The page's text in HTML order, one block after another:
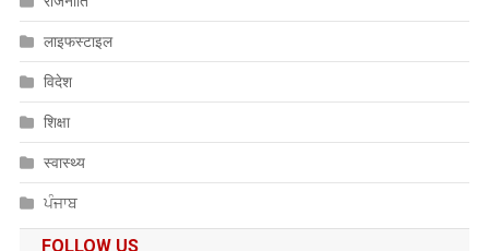
लाइफस्टाइल
विदेश
शिक्षा
स्वास्थ्य
ਪੰਜਾਬ
FOLLOW US